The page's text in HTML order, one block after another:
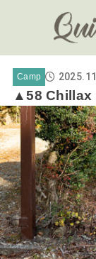
Camp
▲58 Chillax